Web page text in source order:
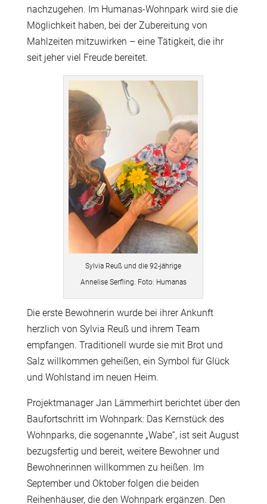
nachzugehen. Im Humanas-Wohnpark wird sie die
Möglichkeit haben, bei der Zubereitung von
Mahlzeiten mitzuwirken – eine Tätigkeit, die ihr
seit jeher viel Freude bereitet.
Sylvia Reuß und die 92-jährige
Annelise Serfling. Foto: Humanas
Die erste Bewohnerin wurde bei ihrer Ankunft
herzlich von Sylvia Reuß und ihrem Team
empfangen. Traditionell wurde sie mit Brot und
Salz willkommen geheißen, ein Symbol für Glück
und Wohlstand im neuen Heim.
Projektmanager Jan Lämmerhirt berichtet über den
Baufortschritt im Wohnpark: Das Kernstück des
Wohnparks, die sogenannte „Wabe“, ist seit August
bezugsfertig und bereit, weitere Bewohner und
Bewohnerinnen willkommen zu heißen. Im
September und Oktober folgen die beiden
Reihenhäuser, die den Wohnpark ergänzen. Den